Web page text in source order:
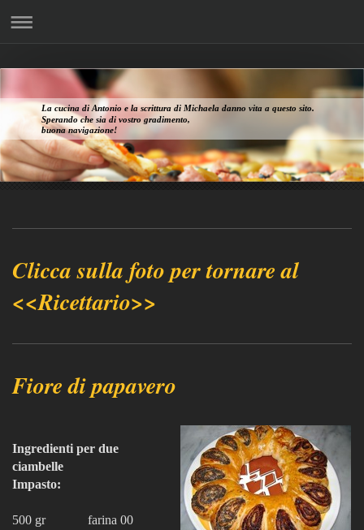
La cucina di Antonio e la scrittura di Michaela danno vita a questo sito.
Sperando che sia di vostro gradimento,
buona navigazione!
Clicca sulla foto per tornare al
<<Ricettario>>
Fiore di papavero
Ingredienti per due
ciambelle
Impasto:
500 gr farina 00